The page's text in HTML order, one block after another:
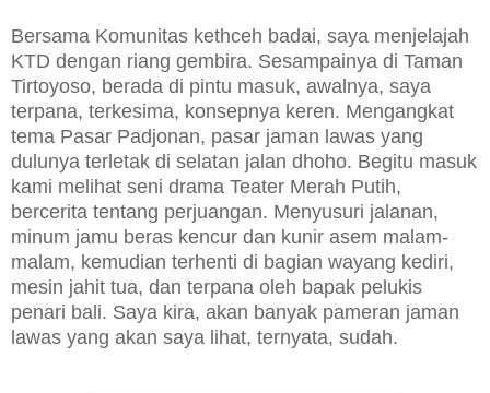
Bersama Komunitas kethceh badai, saya menjelajah
KTD dengan riang gembira. Sesampainya di Taman
Tirtoyoso, berada di pintu masuk, awalnya, saya
terpana, terkesima, konsepnya keren. Mengangkat
tema Pasar Padjonan, pasar jaman lawas yang
dulunya terletak di selatan jalan dhoho. Begitu masuk
kami melihat seni drama Teater Merah Putih,
bercerita tentang perjuangan. Menyusuri jalanan,
minum jamu beras kencur dan kunir asem malam-
malam, kemudian terhenti di bagian wayang kediri,
mesin jahit tua, dan terpana oleh bapak pelukis
penari bali. Saya kira, akan banyak pameran jaman
lawas yang akan saya lihat, ternyata, sudah.